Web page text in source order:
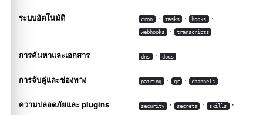
ระบบอัตโนมัติ cron · tasks · hooks ·
webhooks · transcripts
การค้นหาและเอกสาร dns · docs
การจับคู่และช่องทาง pairing · qr · channels
ความปลอดภัยและ plugins security · secrets · skills ·